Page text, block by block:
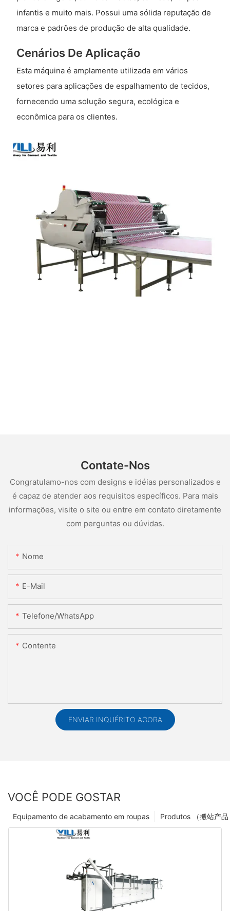
infantis e muito mais. Possui uma sólida reputação de
marca e padrões de produção de alta qualidade.
Cenários De Aplicação
Esta máquina é amplamente utilizada em vários
setores para aplicações de espalhamento de tecidos,
fornecendo uma solução segura, ecológica e
econômica para os clientes.
Contate-Nos
Congratulamo-nos com designs e idéias personalizados e
é capaz de atender aos requisitos específicos. Para mais
informações, visite o site ou entre em contato diretamente
com perguntas ou dúvidas.
Nome
E-Mail
Telefone/WhatsApp
Contente
ENVIAR INQUÉRITO AGORA
VOCÊ PODE GOSTAR
Equipamento de acabamento em roupas